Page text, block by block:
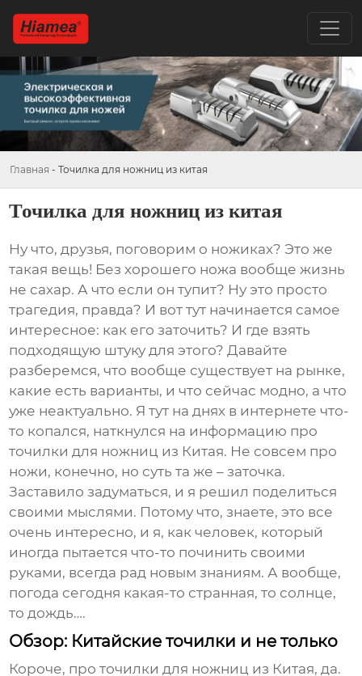
Главная - Точилка для ножниц из китая
Точилка для ножниц из китая
Ну что, друзья, поговорим о ножиках? Это же
такая вещь! Без хорошего ножа вообще жизнь
не сахар. А что если он тупит? Ну это просто
трагедия, правда? И вот тут начинается самое
интересное: как его заточить? И где взять
подходящую штуку для этого? Давайте
разберемся, что вообще существует на рынке,
какие есть варианты, и что сейчас модно, а что
уже неактуально. Я тут на днях в интернете что-
то копался, наткнулся на информацию про
точилки для ножниц из Китая. Не совсем про
ножи, конечно, но суть та же – заточка.
Заставило задуматься, и я решил поделиться
своими мыслями. Потому что, знаете, это все
очень интересно, и я, как человек, который
иногда пытается что-то починить своими
руками, всегда рад новым знаниям. А вообще,
погода сегодня какая-то странная, то солнце,
то дождь….
Обзор: Китайские точилки и не только
Короче, проточилки для ножниц из Китая, да.